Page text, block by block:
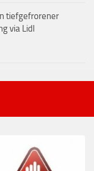
tiefgefrorener
via Lidl